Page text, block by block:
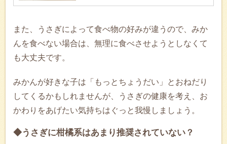
また、うさぎによって食べ物の好みが違うので、みか
んを食べない場合は、無理に食べさせようとしなくて
も大丈夫です。
みかんが好きな子は「もっとちょうだい」とおねだり
してくるかもしれませんが、うさぎの健康を考え、お
かわりをあげたい気持ちはぐっと我慢しましょう。
◆うさぎに柑橘系はあまり推奨されていない？